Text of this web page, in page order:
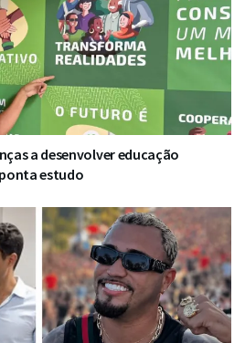
a desenvolver educação
estudo